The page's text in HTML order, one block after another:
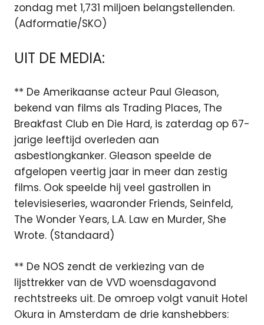
zondag met 1,731 miljoen belangstellenden.
(Adformatie/SKO)
UIT DE MEDIA:
** De Amerikaanse acteur Paul Gleason,
bekend van films als Trading Places, The
Breakfast Club en Die Hard, is zaterdag op 67-
jarige leeftijd overleden aan
asbestlongkanker. Gleason speelde de
afgelopen veertig jaar in meer dan zestig
films. Ook speelde hij veel gastrollen in
televisieseries, waaronder Friends, Seinfeld,
The Wonder Years, L.A. Law en Murder, She
Wrote. (Standaard)
** De NOS zendt de verkiezing van de
lijsttrekker van de VVD woensdagavond
rechtstreeks uit. De omroep volgt vanuit Hotel
Okura in Amsterdam de drie kanshebbers: